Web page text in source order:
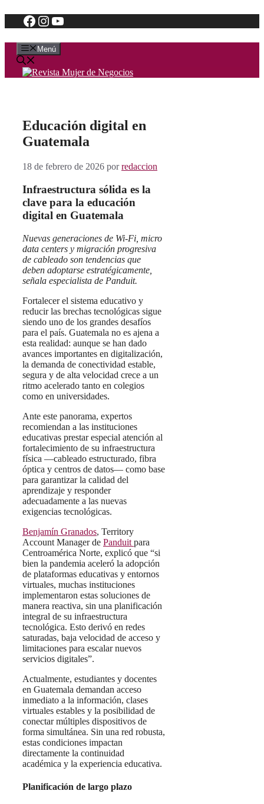
Saltar
al
Facebook
Instagram
YouTube
Menú
Educación digital en
Guatemala
18 de febrero de 2026 porredaccion
Infraestructura sólida es la
clave para la educación
digital en Guatemala
Nuevas generaciones de Wi-Fi, micro
data centers y migración progresiva
de cableado son tendencias que
deben adoptarse estratégicamente,
señala especialista de Panduit.
Fortalecer el sistema educativo y
reducir las brechas tecnológicas sigue
siendo uno de los grandes desafíos
para el país. Guatemala no es ajena a
esta realidad: aunque se han dado
avances importantes en digitalización,
la demanda de conectividad estable,
segura y de alta velocidad crece a un
ritmo acelerado tanto en colegios
como en universidades.
Ante este panorama, expertos
recomiendan a las instituciones
educativas prestar especial atención al
fortalecimiento de su infraestructura
física —cableado estructurado, fibra
óptica y centros de datos— como base
para garantizar la calidad del
aprendizaje y responder
adecuadamente a las nuevas
exigencias tecnológicas.
Benjamín Granados, Territory
Account Manager de Panduit para
Centroamérica Norte, explicó que “si
bien la pandemia aceleró la adopción
de plataformas educativas y entornos
virtuales, muchas instituciones
implementaron estas soluciones de
manera reactiva, sin una planificación
integral de su infraestructura
tecnológica. Esto derivó en redes
saturadas, baja velocidad de acceso y
limitaciones para escalar nuevos
servicios digitales”.
Actualmente, estudiantes y docentes
en Guatemala demandan acceso
inmediato a la información, clases
virtuales estables y la posibilidad de
conectar múltiples dispositivos de
forma simultánea. Sin una red robusta,
estas condiciones impactan
directamente la continuidad
académica y la experiencia educativa.
Planificación de largo plazo